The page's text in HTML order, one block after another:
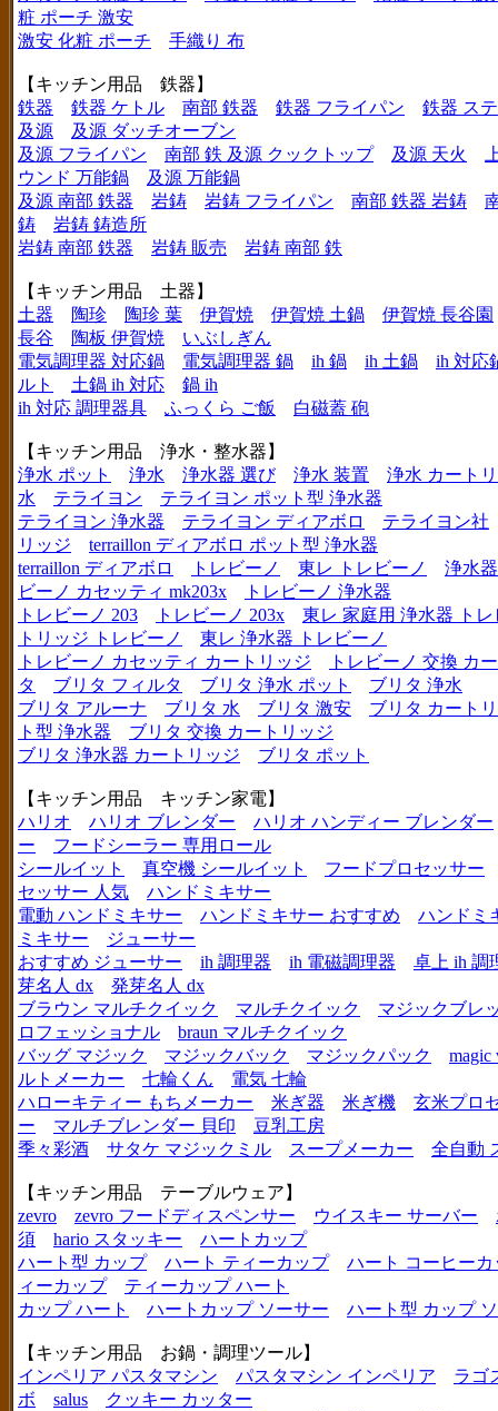
粧 ポーチ 激安
激安 化粧 ポーチ
手織り 布
【キッチン用品 鉄器】
鉄器
鉄器 ケトル 南部 鉄器 鉄器 フライパン
鉄器 ス
及源
及源 ダッチオーブン
及源 フライパン
南部 鉄 及源 クックトップ 及源 天火
ウンド 万能鍋
及源 万能鍋
及源 南部 鉄器
岩鋳 岩鋳 フライパン 南部 鉄器 岩鋳
鋳
岩鋳 鋳造所
岩鋳 南部 鉄器
岩鋳 販売 岩鋳 南部 鉄
【キッチン用品 土器】
土器
陶珍 陶珍 葉 伊賀焼 伊賀焼 土鍋
伊賀焼 長谷園
長谷
陶板 伊賀焼
いぶしぎん
電気調理器 対応鍋
電気調理器 鍋 ih 鍋 ih 土鍋
ih 対応
ルト
土鍋 ih 対応
鍋 ih
ih 対応 調理器具
ふっくら ご飯 白磁蓋 砲
【キッチン用品 浄水・整水器】
浄水 ポット
浄水 浄水器 選び 浄水 装置
浄水 カート
水
テライヨン
テライヨン ポット型 浄水器
テライヨン 浄水器
テライヨン ディアボロ
テライヨン社
リッジ
terraillon ディアボロ ポット型 浄水器
terraillon ディアボロ
トレビーノ 東レ トレビーノ
浄水
ビーノ カセッティ mk203x
トレビーノ 浄水器
トレビーノ 203
トレビーノ 203x
東レ 家庭用 浄水器 トレ
トリッジ トレビーノ
東レ 浄水器 トレビーノ
トレビーノ カセッティ カートリッジ
トレビーノ 交換 カ
タ
ブリタ フィルタ ブリタ 浄水 ポット
ブリタ 浄水
ブリタ アルーナ
ブリタ 水 ブリタ 激安
ブリタ カート
ト型 浄水器
ブリタ 交換 カートリッジ
ブリタ 浄水器 カートリッジ
ブリタ ポット
【キッチン用品 キッチン家電】
ハリオ
ハリオ ブレンダー
ハリオ ハンディー ブレンダー
ー
フードシーラー 専用ロール
シールイット
真空機 シールイット
フードプロセッサー
セッサー 人気
ハンドミキサー
電動 ハンドミキサー
ハンドミキサー おすすめ
ハンドミ
ミキサー
ジューサー
おすすめ ジューサー
ih 調理器 ih 電磁調理器
卓上 ih 調
芽名人 dx
発芽名人 dx
ブラウン マルチクイック
マルチクイック
マジックブレ
ロフェッショナル
braun マルチクイック
バッグ マジック
マジックバック マジックパック
magic
ルトメーカー
七輪くん
電気 七輪
ハローキティー もちメーカー
米ぎ器 米ぎ機
玄米プロ
ー
マルチブレンダー 貝印
豆乳工房
季々彩酒
サタケ マジックミル スープメーカー 全自動
【キッチン用品 テーブルウェア】
zevro
zevro フードディスペンサー ウイスキー サーバー
須
hario スタッキー
ハートカップ
ハート型 カップ
ハート ティーカップ
ハート コーヒーカ
ィーカップ
ティーカップ ハート
カップ ハート
ハートカップ ソーサー ハート型 カップ
【キッチン用品 お鍋・調理ツール】
インペリア パスタマシン
パスタマシン インペリア
ラゴ
ボ
salus
クッキー カッター